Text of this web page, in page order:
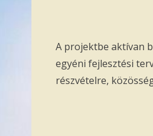
A projektbe aktívan
egyéni fejlesztési
részvételre,